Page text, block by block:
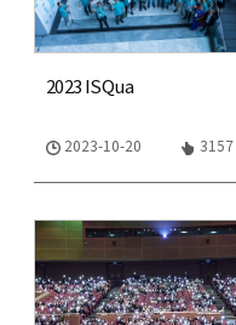
2023 ISQua
2023-10-20 3157